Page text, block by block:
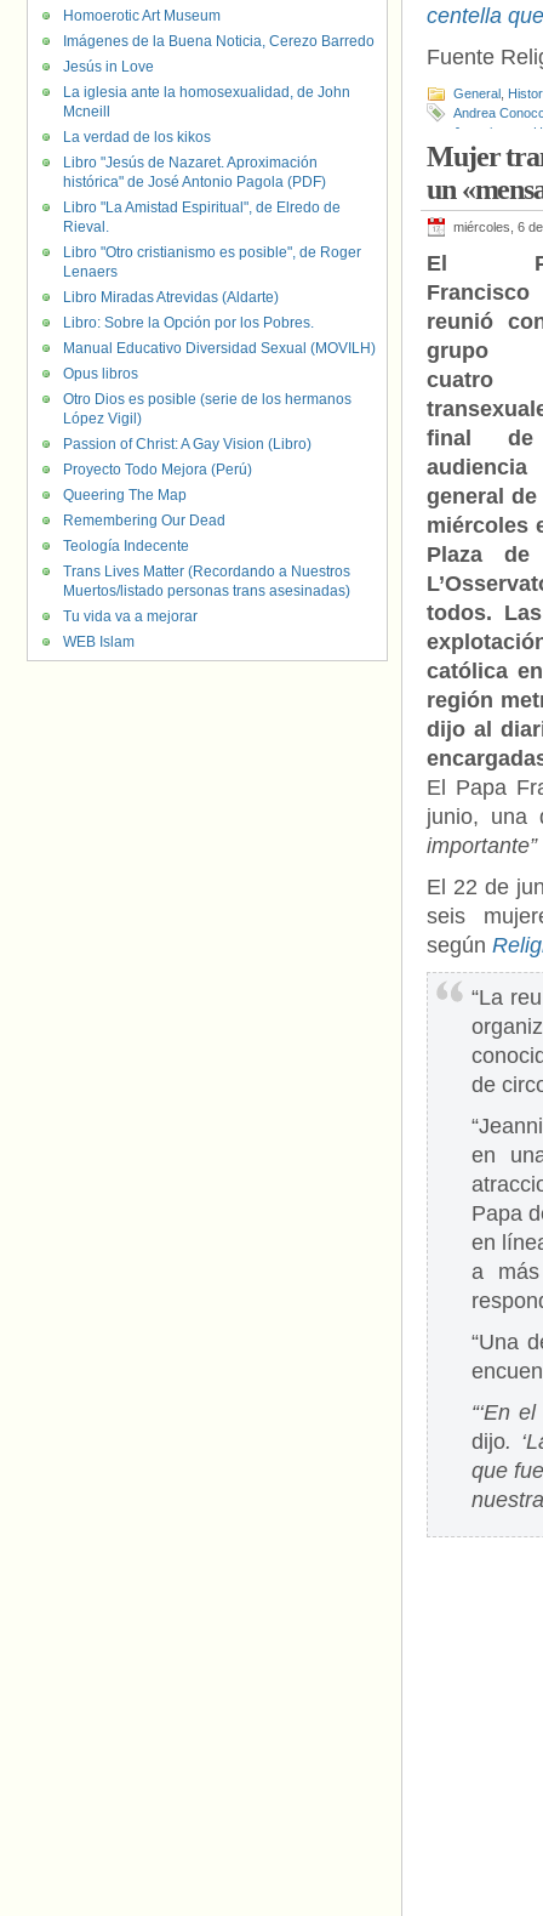
centella
Fuente
General
Andrea
Jeanningros
Mujer
un
miércoles, 6
El
reunió
grupo
cuatro
final
audiencia
general de
miércoles
Plaza
todos.
católica
región
dijo al
El Papa
junio, una
importante”
El 22 de
seis
según
“La
de
en
Papa
en
a
“Una
“‘En
dijo.
que
Homoerotic Art Museum
Imágenes de la Buena Noticia, Cerezo Barredo
Jesús in Love
La iglesia ante la homosexualidad, de John
Mcneill
La verdad de los kikos
Libro "Jesús de Nazaret. Aproximación
histórica" de José Antonio Pagola (PDF)
Libro "La Amistad Espiritual", de Elredo de
Rieval.
Libro "Otro cristianismo es posible", de Roger
Lenaers
Libro Miradas Atrevidas (Aldarte)
Libro: Sobre la Opción por los Pobres.
Manual Educativo Diversidad Sexual (MOVILH)
Opus libros
Otro Dios es posible (serie de los hermanos
López Vigil)
Passion of Christ: A Gay Vision (Libro)
Proyecto Todo Mejora (Perú)
Queering The Map
Remembering Our Dead
Teología Indecente
Trans Lives Matter (Recordando a Nuestros
Muertos/listado personas trans asesinadas)
Tu vida va a mejorar
WEB Islam